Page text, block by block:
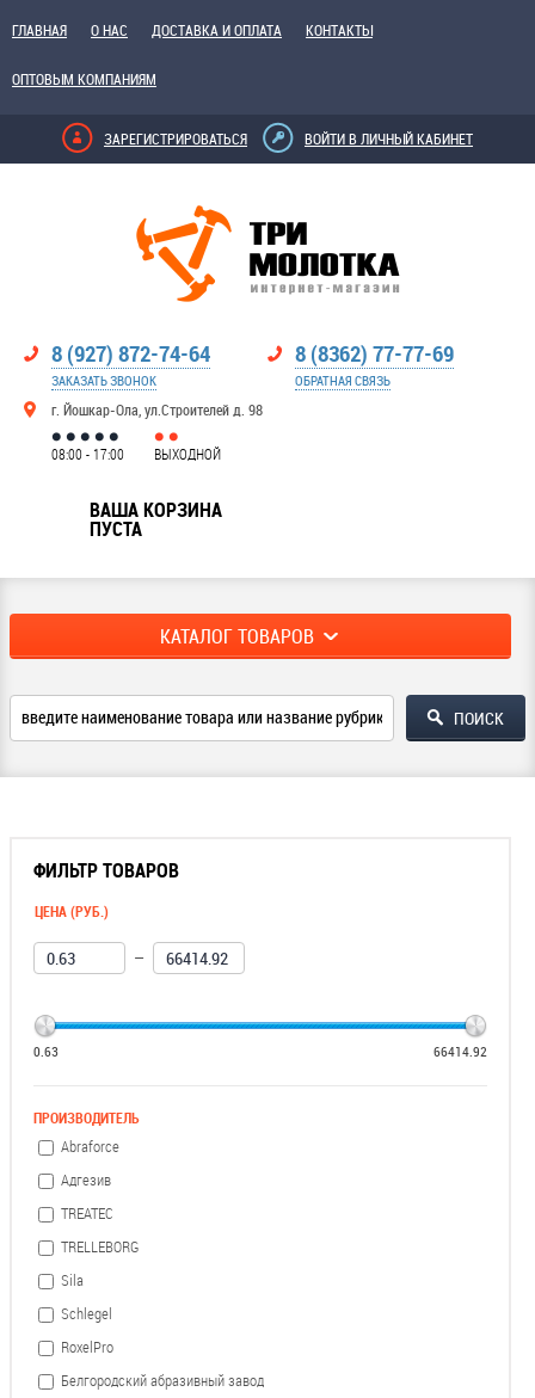
ГЛАВНАЯ О НАС ДОСТАВКА И ОПЛАТА КОНТАКТЫ
ОПТОВЫМ КОМПАНИЯМ
ЗАРЕГИСТРИРОВАТЬСЯ ВОЙТИ В ЛИЧНЫЙ КАБИНЕТ
8 (927) 872-74-64
ЗАКАЗАТЬ ЗВОНОК
г. Йошкар-Ола, ул.Строителей д. 98
8 (8362) 77-77-69
ОБРАТНАЯ СВЯЗЬ
08:00 - 17:00 ВЫХОДНОЙ
ВАША КОРЗИНА
ПУСТА
КАТАЛОГ ТОВАРОВ
ФИЛЬТР ТОВАРОВ
ЦЕНА (РУБ.)
—
0.63 66414.92
ПРОИЗВОДИТЕЛЬ
Abraforce
Адгезив
TREATEC
TRELLEBORG
Sila
Schlegel
RoxelPro
Белгородский абразивный завод